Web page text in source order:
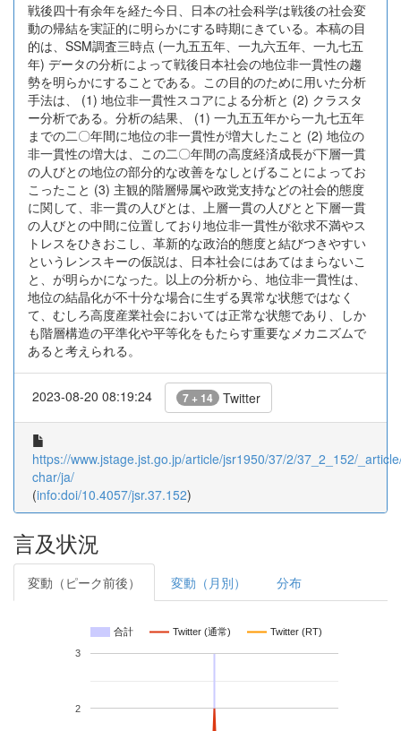
戦後四十有余年を経た今日、日本の社会科学は戦後の社会変
動の帰結を実証的に明らかにする時期にきている。本稿の目
的は、SSM調査三時点 (一九五五年、一九六五年、一九七五
年) データの分析によって戦後日本社会の地位非一貫性の趨
勢を明らかにすることである。この目的のために用いた分析
手法は、 (1) 地位非一貫性スコアによる分析と (2) クラスタ
ー分析である。分析の結果、 (1) 一九五五年から一九七五年
までの二〇年間に地位の非一貫性が増大したこと (2) 地位の
非一貫性の増大は、この二〇年間の高度経済成長が下層一貫
の人びとの地位の部分的な改善をなしとげることによってお
こったこと (3) 主観的階層帰属や政党支持などの社会的態度
に関して、非一貫の人びとは、上層一貫の人びとと下層一貫
の人びとの中間に位置しており地位非一貫性が欲求不満やス
トレスをひきおこし、革新的な政治的態度と結びつきやすい
というレンスキーの仮説は、日本社会にはあてはまらないこ
と、が明らかになった。以上の分析から、地位非一貫性は、
地位の結晶化が不十分な場合に生ずる異常な状態ではなく
て、むしろ高度産業社会においては正常な状態であり、しか
も階層構造の平準化や平等化をもたらす重要なメカニズムで
あると考えられる。
2023-08-20 08:19:24 7 + 14 Twitter
https://www.jstage.jst.go.jp/article/jsr1950/37/2/37_2_152/
char/ja/
(info:doi/10.4057/jsr.37.152)
言及状況
変動（ピーク前後） 変動（月別） 分布
合計 Twitter (通常) Twitter (RT)
2
3